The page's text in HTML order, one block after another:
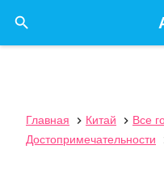

Главная  Китай  Все
Достопримечательности